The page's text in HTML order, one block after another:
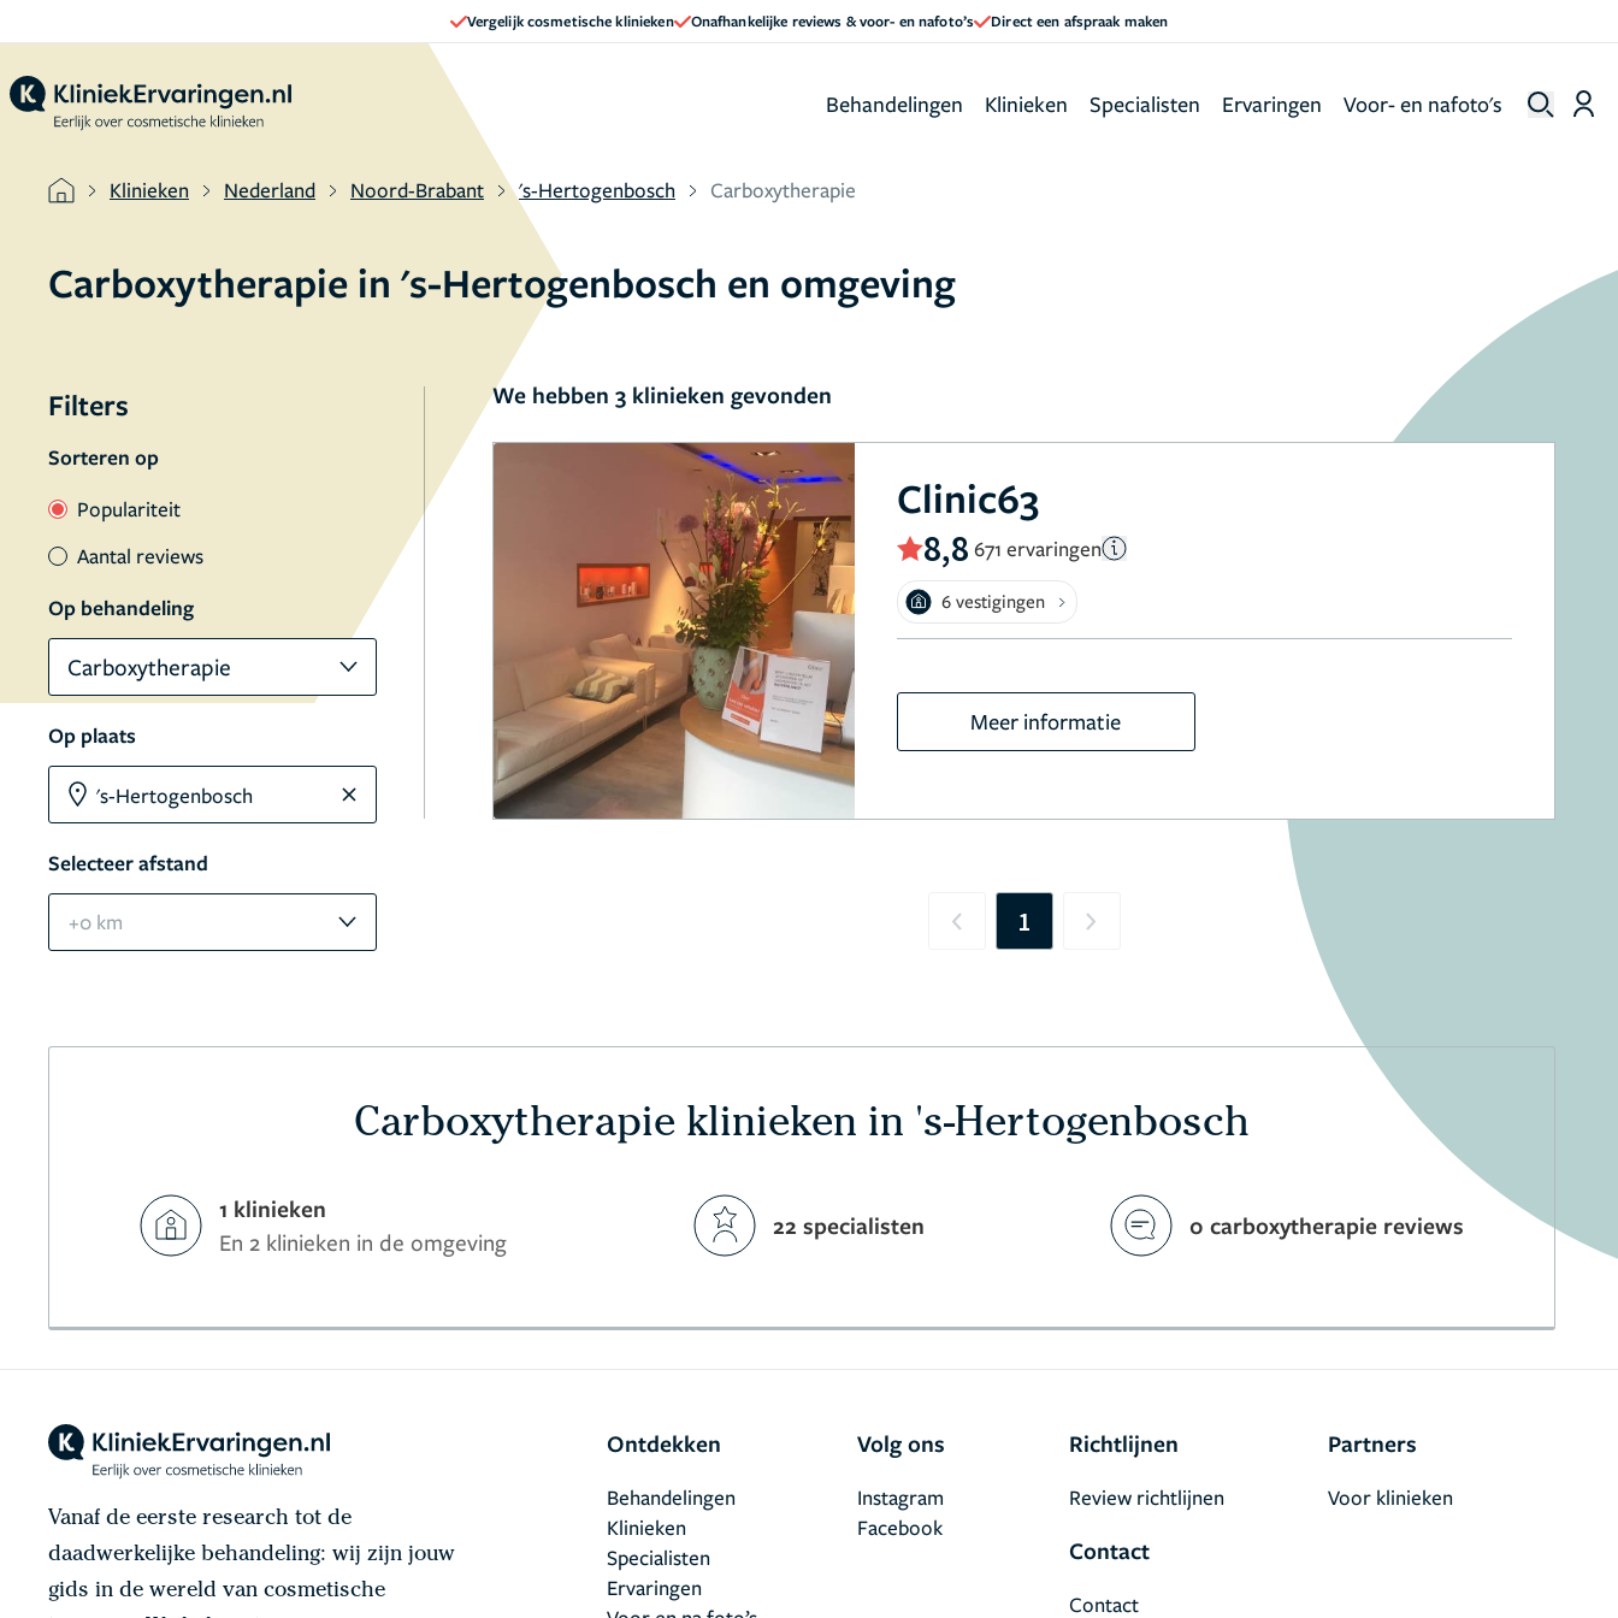
Vergelijk cosmetische klinieken Onafhankelijke reviews & voor- en nafoto’s Direct een afspraak maken
Behandelingen Klinieken Specialisten Ervaringen Voor- en nafoto's
Klinieken Nederland Noord-Brabant 's-Hertogenbosch Carboxytherapie
Carboxytherapie in 's-Hertogenbosch en omgeving
Filters
Sorteren op
Populariteit
Aantal reviews
Op behandeling
Carboxytherapie
Op plaats
Selecteer afstand
+0 km
We hebben 3 klinieken gevonden
Clinic63
8,8 671 ervaringen
6 vestigingen
Meer informatie
Previous
1 Next
Carboxytherapie klinieken in 's-Hertogenbosch
1 klinieken
En 2 klinieken in de omgeving
22 specialisten 0 carboxytherapie reviews
Vanaf de eerste research tot de
daadwerkelijke behandeling: wij zijn jouw
gids in de wereld van cosmetische
Ontdekken
Behandelingen
Klinieken
Specialisten
Ervaringen
Volg ons
Facebook
Instagram
Richtlijnen
Review richtlijnen
Contact
Contact
Partners
Voor klinieken